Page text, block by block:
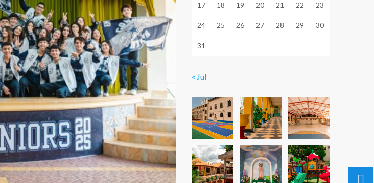
17 18 19 20 21 22 23
24 25 26 27 28 29 30
31
« Jul